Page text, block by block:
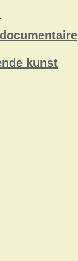
kunst